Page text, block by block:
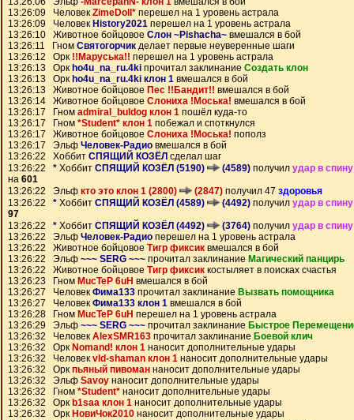
13:26:09 ЧеловекZimeDoll* перешел на 1 уровень астрала
13:26:09 Человек History2021 перешел на 1 уровень астрала
13:26:10 Животное бойцовое Слон ~Pishacha~ вмешался в бой
13:26:11 Гном Святогорчик делает первые неуверенные шаги
13:26:12 Орк !!Маруська!! перешел на 1 уровень астрала
13:26:13 Орк ho4u_na_ru.4ki прочитал заклинание Создать клон
13:26:13 Орк ho4u_na_ru.4ki клон 1 вмешался в бой
13:26:13 Животное бойцовое Пес !!Бандит!! вмешался в бой
13:26:14 Животное бойцовое Слониха !Моська! вмешался в бой
13:26:17 Гном admiral_buldog клон 1 пошёл куда-то
13:26:17 Гном *Student* клон 1 побежал и споткнулся
13:26:17 Животное бойцовое Слониха !Моська! пополз
13:26:17 Эльф Человек-Радио вмешался в бой
13:26:22 Хоббит СПЯЩИЙ КОЗЁЛ сделал шаг
13:26:22 * Хоббит СПЯЩИЙ КОЗЁЛ (5190) (4589) получил удар в спину
на 601
13:26:22 Эльф кто это клон 1 (2800) (2847) получил 47 здоровья
13:26:22 * Хоббит СПЯЩИЙ КОЗЁЛ (4589) (4492) получил удар в спину
97
13:26:22 * Хоббит СПЯЩИЙ КОЗЁЛ (4492) (3764) получил удар в спину
13:26:22 Эльф Человек-Радио перешел на 1 уровень астрала
13:26:22 Животное бойцовое Тигр фиксик вмешался в бой
13:26:22 Эльф ~~~ SERG ~~~ прочитал заклинание Магический панцирь
13:26:22 Животное бойцовое Тигр фиксик костыляет в поисках счастья
13:26:23 Гном MucTeP 6uH вмешался в бой
13:26:27 ЧеловекФима133 прочитал заклинание Вызвать помощника
13:26:27 ЧеловекФима133 клон 1 вмешался в бой
13:26:28 Гном MucTeP 6uH перешел на 1 уровень астрала
13:26:29 Эльф ~~~ SERG ~~~ прочитал заклинание Быстрое
13:26:32 ЧеловекAlexSMR163 прочитал заклинание Боевой клич
13:26:32 Орк Nomand! клон 1 наносит дополнительные удары
13:26:32 Человек vld-shaman клон 1 наносит дополнительные удары
13:26:32 Оркпьяный пивоман наносит дополнительные удары
13:26:32 Эльф Savoy наносит дополнительные удары
13:26:32 Гном *Student* наносит дополнительные удары
13:26:32 Орк b1saa клон 1 наносит дополнительные удары
13:26:32 Орк НовиЧок2010 наносит дополнительные удары